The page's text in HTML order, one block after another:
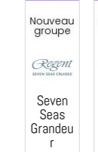
Nouveau
groupe
Seven
Seas
Grandeu
r